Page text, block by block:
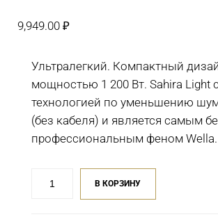
9,949.00 ₽
Ультралегкий. Компактный
мощностью 1 200 Вт. Sahira Light
технологией по уменьшению
(без кабеля) и является самым
профессиональным феном Wella.
В КОРЗИНУ